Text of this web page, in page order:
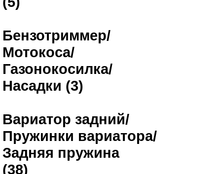
Бензотриммер/
Мотокоса/
Газонокосилка/
Насадки (3)
Вариатор задний/
Пружинки вариатора/
Задняя пружина
(38)